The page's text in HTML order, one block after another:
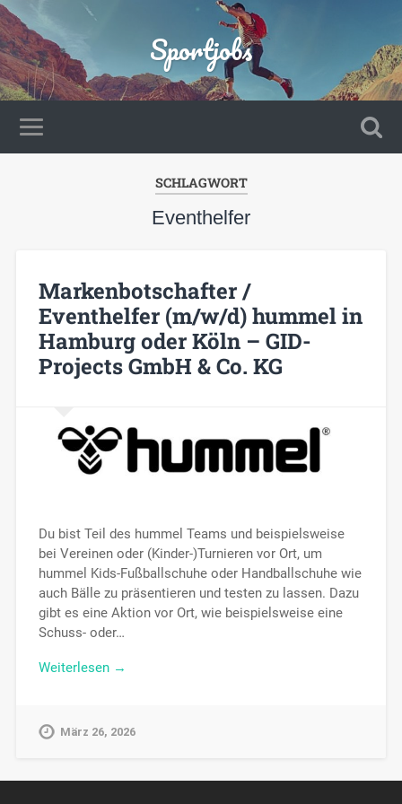
Sportjobs
SCHLAGWORT
Eventhelfer
Markenbotschafter /
Eventhelfer (m/w/d) hummel in
Hamburg oder Köln – GID-
Projects GmbH & Co. KG
Du bist Teil des hummel Teams und beispielsweise
bei Vereinen oder (Kinder-)Turnieren vor Ort, um
hummel Kids-Fußballschuhe oder Handballschuhe wie
auch Bälle zu präsentieren und testen zu lassen. Dazu
gibt es eine Aktion vor Ort, wie beispielsweise eine
Schuss- oder…
Weiterlesen →
März 26, 2026